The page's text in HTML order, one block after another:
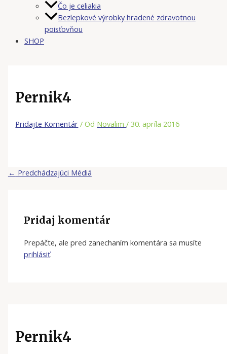
Čo je celiakia
Bezlepkové výrobky hradené zdravotnou
poisťovňou
SHOP
Pernik4
Pridajte Komentár / Od Novalim/30. apríla 2016
← Predchádzajúci Médiá
Pridaj komentár
Prepáčte, ale pred zanechaním komentára sa musíte
prihlásiť.
Pernik4